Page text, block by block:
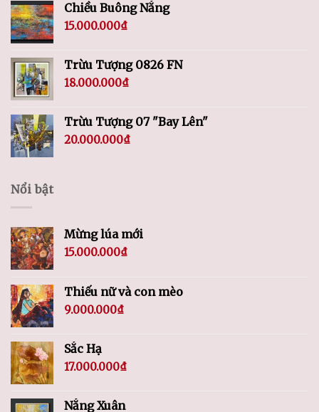
Chiều Buông Nắng
15.000.000₫
Trừu Tượng 0826 FN
18.000.000₫
Trừu Tượng 07 "Bay Lên"
20.000.000₫
Nổi bật
Mừng lúa mới
15.000.000₫
Thiếu nữ và con mèo
9.000.000₫
Sắc Hạ
17.000.000₫
Nắng Xuân